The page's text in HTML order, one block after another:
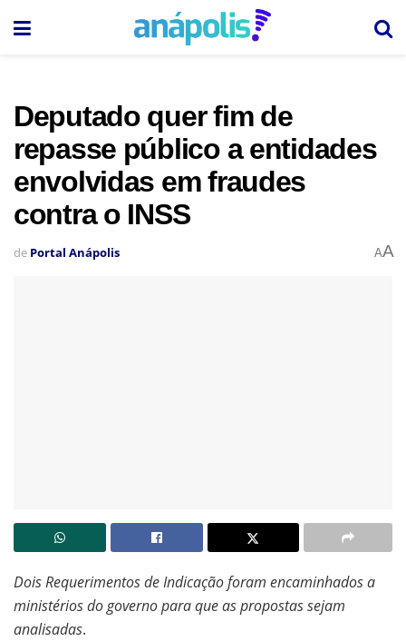
Deputado quer fim de
repasse público a entidades
envolvidas em fraudes
contra o INSS
de Portal Anápolis AA
Dois Requerimentos de Indicação foram encaminhados a
ministérios do governo para que as propostas sejam
analisadas.